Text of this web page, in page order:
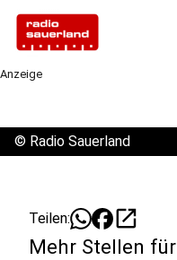
Anzeige
© Radio Sauerland
Teilen: open_in_new
Mehr Stellen